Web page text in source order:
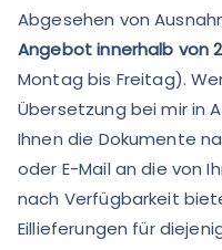
Abgesehen von
Angebot innerhalb von
Montag bis Freitag).
Übersetzung bei mir in
Ihnen die Dokumente
oder E-Mail an die von
nach Verfügbarkeit
Eillieferungen für